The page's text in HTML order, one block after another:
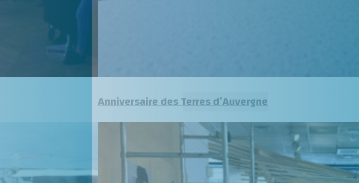
Anniversaire des Terres d’Auvergne